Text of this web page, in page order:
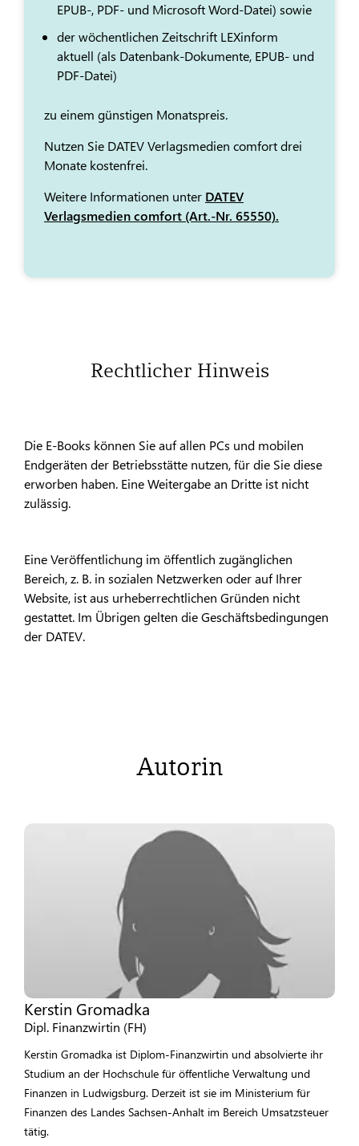
EPUB-, PDF- und Microsoft Word-Datei) sowie
der wöchentlichen Zeitschrift LEXinform
aktuell (als Datenbank-Dokumente, EPUB- und
PDF-Datei)
zu einem günstigen Monatspreis.
Nutzen Sie DATEV Verlagsmedien comfort drei
Monate kostenfrei.
Weitere Informationen unter DATEV
Verlagsmedien comfort (Art.-Nr. 65550).
Rechtlicher Hinweis
Die E-Books können Sie auf allen PCs und mobilen
Endgeräten der Betriebsstätte nutzen, für die Sie diese
erworben haben. Eine Weitergabe an Dritte ist nicht
zulässig.
Eine Veröffentlichung im öffentlich zugänglichen
Bereich, z. B. in sozialen Netzwerken oder auf Ihrer
Website, ist aus urheberrechtlichen Gründen nicht
gestattet. Im Übrigen gelten die Geschäftsbedingungen
der DATEV.
Autorin
Kerstin Gromadka
Dipl. Finanzwirtin (FH)
Kerstin Gromadka ist Diplom-Finanzwirtin und absolvierte ihr
Studium an der Hochschule für öffentliche Verwaltung und
Finanzen in Ludwigsburg. Derzeit ist sie im Ministerium für
Finanzen des Landes Sachsen-Anhalt im Bereich Umsatzsteuer
tätig.